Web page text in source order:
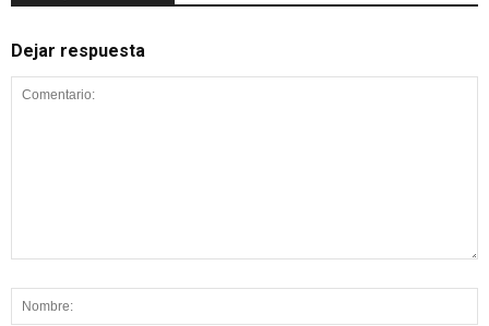
Dejar respuesta